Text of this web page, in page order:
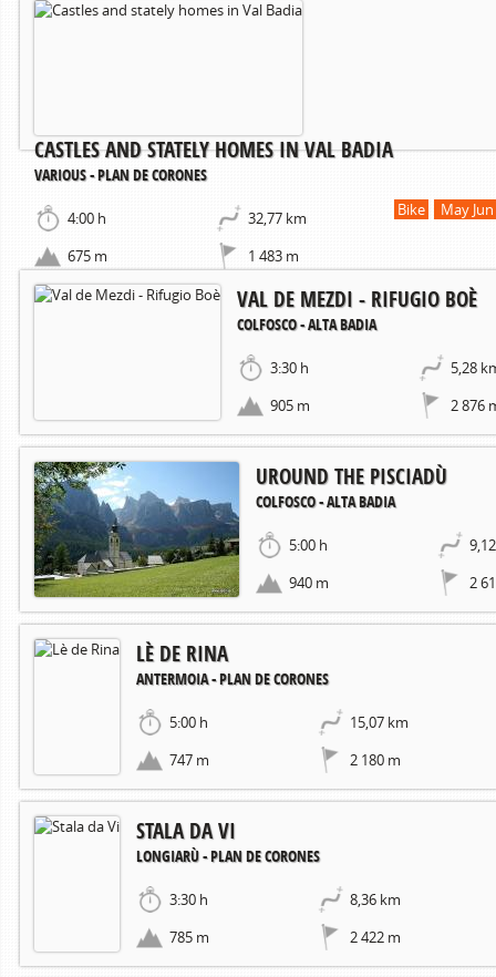
CASTLES AND STATELY HOMES IN VAL BADIA
VARIOUS - PLAN DE CORONES
4:00 h
32,77 km
675 m
1 483 m
Bike May
VAL DE MEZDI - RIFUGIO BOÈ
COLFOSCO - ALTA BADIA
3:30 h
5,28
905 m
2 876
UROUND THE PISCIADÙ
COLFOSCO - ALTA BADIA
5:00 h
940 m
2
LÈ DE RINA
ANTERMOIA - PLAN DE CORONES
5:00 h
15,07 km
747 m
2 180 m
STALA DA VI
LONGIARÙ - PLAN DE CORONES
3:30 h
8,36 km
785 m
2 422 m